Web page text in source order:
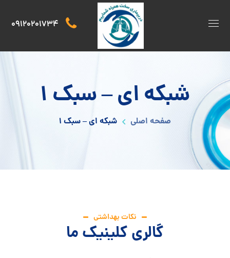
09120201734
شبکه ای – سبک ۱
صفحه اصلی شبکه ای – سبک ۱
نکات بهداشتی
گالری کلینیک ما